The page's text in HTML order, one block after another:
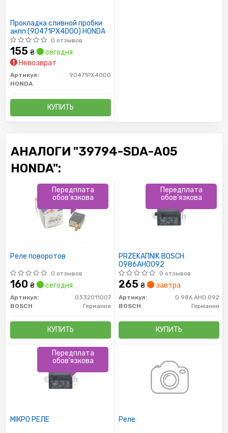
Прокладка сливной пробки
акпп (90471PX4000) HONDA
0 отзывов
155 ₴
сегодня
Невозврат
Артикул:
90471PX4000
HONDA
КУПИТЬ
АНАЛОГИ "39794-SDA-A05
HONDA":
Реле поворотов
0 отзывов
160 ₴ сегодня
Артикул:
0332011007
BOSCH
Германия
КУПИТЬ
Передплата
обов'язкова
PRZEKAПNIK BOSCH
0986AH0092
0 отзывов
265 ₴ завтра
Артикул:
0 986 AH0 092
BOSCH
Германия
КУПИТЬ
Передплата
обов'язкова
МІКРО РЕЛЕ
Передплата
обов'язкова
Реле